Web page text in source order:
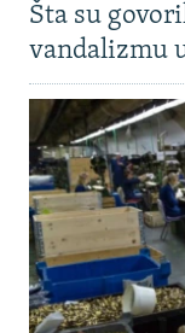
Šta su
vandalizmu